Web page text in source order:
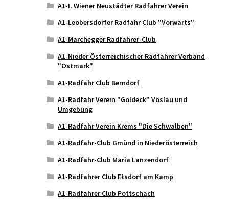
A1-I. Wiener Neustädter Radfahrer Verein
A1-Leobersdorfer Radfahr Club "Vorwärts"
A1-Marchegger Radfahrer-Club
A1-Nieder Österreichischer Radfahrer Verband
"Ostmark"
A1-Radfahr Club Berndorf
A1-Radfahr Verein "Goldeck" Vöslau und
Umgebung
A1-Radfahr Verein Krems "Die Schwalben"
A1-Radfahr-Club Gmünd in Niederösterreich
A1-Radfahr-Club Maria Lanzendorf
A1-Radfahrer Club Etsdorf am Kamp
A1-Radfahrer Club Pottschach